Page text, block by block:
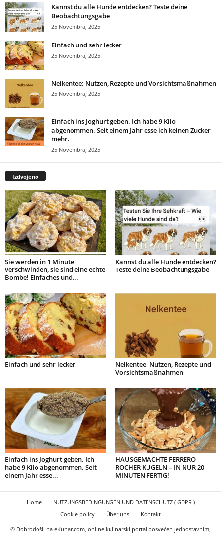
Kannst du alle Hunde entdecken? Teste deine
Beobachtungsgabe
25 Novembra, 2025
Einfach und sehr lecker
25 Novembra, 2025
Nelkentee: Nutzen, Rezepte und Vorsichtsmaßnahmen
25 Novembra, 2025
Einfach ins Joghurt geben. Ich habe 9 Kilo
abgenommen. Seit einem Jahr esse ich keinen Zucker
mehr.
25 Novembra, 2025
Izdvojeno
Sie werden in 1 Minute
verschwinden, sie sind eine echte
Bombe! Einfaches und...
Kannst du alle Hunde entdecken?
Teste deine Beobachtungsgabe
Einfach und sehr lecker
Nelkentee: Nutzen, Rezepte und
Vorsichtsmaßnahmen
Einfach ins Joghurt geben. Ich
habe 9 Kilo abgenommen. Seit
einem Jahr esse...
HAUSGEMACHTE FERRERO
ROCHER KUGELN – IN NUR 20
MINUTEN FERTIG!
Home
NUTZUNGSBEDINGUNGEN UND DATENSCHUTZ ( GDPR )
Cookie policy
Über uns
Kontakt
© Dobrodošli na eKuhar.com, online kulinarski portal posvećen jednostavnim,